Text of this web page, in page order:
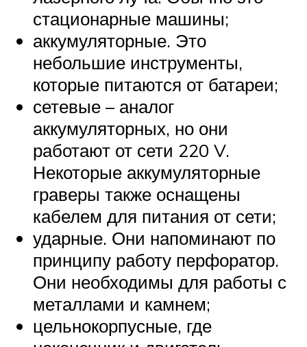
стационарные машины;
аккумуляторные. Это
небольшие инструменты,
которые питаются от батареи;
сетевые – аналог
аккумуляторных, но они
работают от сети 220 V.
Некоторые аккумуляторные
граверы также оснащены
кабелем для питания от сети;
ударные. Они напоминают по
принципу работу перфоратор.
Они необходимы для работы с
металлами и камнем;
цельнокорпусные, где